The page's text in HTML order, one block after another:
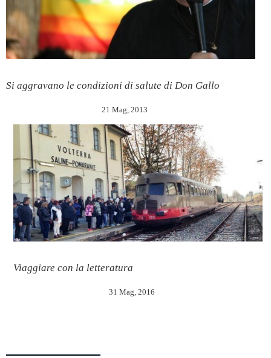
Si aggravano le condizioni di salute di Don Gallo
21 Mag, 2013
Viaggiare con la letteratura
31 Mag, 2016